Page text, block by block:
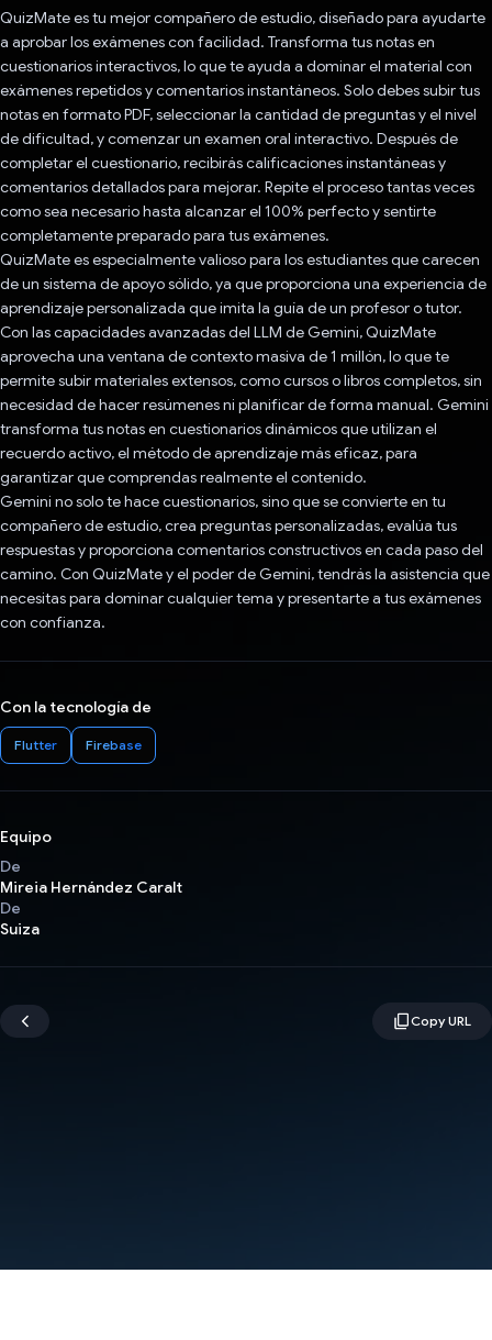
QuizMate es tu mejor compañero de estudio, diseñado para ayudarte
a aprobar los exámenes con facilidad. Transforma tus notas en
cuestionarios interactivos, lo que te ayuda a dominar el material con
exámenes repetidos y comentarios instantáneos. Solo debes subir tus
notas en formato PDF, seleccionar la cantidad de preguntas y el nivel
de dificultad, y comenzar un examen oral interactivo. Después de
completar el cuestionario, recibirás calificaciones instantáneas y
comentarios detallados para mejorar. Repite el proceso tantas veces
como sea necesario hasta alcanzar el 100% perfecto y sentirte
completamente preparado para tus exámenes.
QuizMate es especialmente valioso para los estudiantes que carecen
de un sistema de apoyo sólido, ya que proporciona una experiencia de
aprendizaje personalizada que imita la guía de un profesor o tutor.
Con las capacidades avanzadas del LLM de Gemini, QuizMate
aprovecha una ventana de contexto masiva de 1 millón, lo que te
permite subir materiales extensos, como cursos o libros completos, sin
necesidad de hacer resúmenes ni planificar de forma manual. Gemini
transforma tus notas en cuestionarios dinámicos que utilizan el
recuerdo activo, el método de aprendizaje más eficaz, para
garantizar que comprendas realmente el contenido.
Gemini no solo te hace cuestionarios, sino que se convierte en tu
compañero de estudio, crea preguntas personalizadas, evalúa tus
respuestas y proporciona comentarios constructivos en cada paso del
camino. Con QuizMate y el poder de Gemini, tendrás la asistencia que
necesitas para dominar cualquier tema y presentarte a tus exámenes
con confianza.
Con la tecnología de
Flutter Firebase
Equipo
De
Mireia Hernández Caralt
De
Suiza